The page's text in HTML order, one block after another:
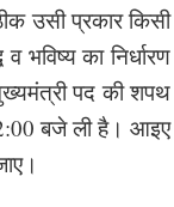
उसी प्रकार किसी
भविष्य का निर्धारण
पद की शपथ
बजे ली है। आइए